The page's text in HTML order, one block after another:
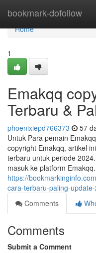
bookmark-dofollow
Home
Home
1
Emakqq
Terbaru &
phoenixiepd766373 57
Untuk Para pemain
copyright Emakqq, artikel
terbaru untuk periode
masuk ke platform
https://
cara-terbaru-paling-
Comments
Comments
Submit a Comment